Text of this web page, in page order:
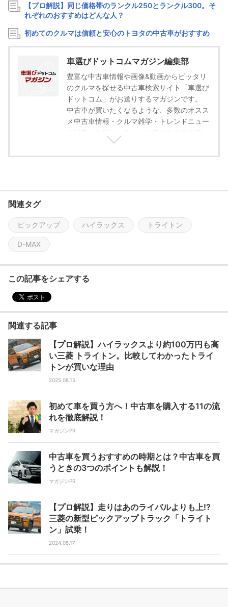
【プロ解説】同じ価格帯のランクル250とランクル300。そ
れぞれのおすすめはどんな人？
初めてのクルマは信頼と安心のトヨタの中古車がおすすめ
車選びドットコムマガジン編集部
豊富な中古車情報や画像&動画からピッタリ
のクルマを探せる中古車検索サイト「車選び
ドットコム」がお送りするマガジンです。
中古車が買いたくなるような、多数のオスス
メ中古車情報・クルマ雑学・トレンドニュー
も、これを読めばきっと見つかる！運命の一
台に出会うきっかけづくりをお手伝いしま
公式サイト：https://www.kurumaerabi.co
c/kurumaerabicom
公式Twitter：https://twitter.com/kurumaer
関連タグ
ピックアップ ハイラックス トライトン
D-MAX
この記事をシェアする
関連する記事
【プロ解説】ハイラックスより約100万円も高
い三菱 トライトン。比較してわかったトライ
トンが買いな理由
2025.08.15
初めて車を買う方へ！中古車を購入する11の流
れを徹底解説！
マガジンPR
中古車を買うおすすめの時期とは？中古車を買
うときの3つのポイントも解説！
マガジンPR
【プロ解説】走りはあのライバルよりも上!?
三菱の新型ピックアップトラック「トライト
ン」試乗！
2024.05.17